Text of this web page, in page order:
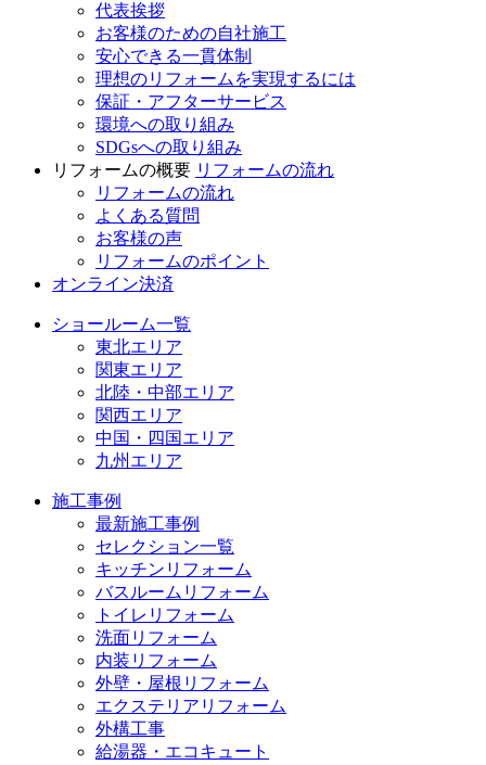
代表挨拶
お客様のための自社施工
安心できる一貫体制
理想のリフォームを実現するには
保証・アフターサービス
環境への取り組み
SDGsへの取り組み
リフォームの概要 リフォームの流れ
リフォームの流れ
よくある質問
お客様の声
リフォームのポイント
オンライン決済
ショールーム一覧
東北エリア
関東エリア
北陸・中部エリア
関西エリア
中国・四国エリア
九州エリア
施工事例
最新施工事例
セレクション一覧
キッチンリフォーム
バスルームリフォーム
トイレリフォーム
洗面リフォーム
内装リフォーム
外壁・屋根リフォーム
エクステリアリフォーム
外構工事
給湯器・エコキュート